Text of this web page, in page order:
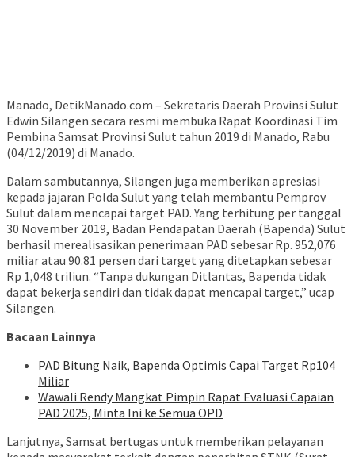
Manado, DetikManado.com – Sekretaris Daerah Provinsi Sulut
Edwin Silangen secara resmi membuka Rapat Koordinasi Tim
Pembina Samsat Provinsi Sulut tahun 2019 di Manado, Rabu
(04/12/2019) di Manado.
Dalam sambutannya, Silangen juga memberikan apresiasi
kepada jajaran Polda Sulut yang telah membantu Pemprov
Sulut dalam mencapai target PAD. Yang terhitung per tanggal
30 November 2019, Badan Pendapatan Daerah (Bapenda) Sulut
berhasil merealisasikan penerimaan PAD sebesar Rp. 952,076
miliar atau 90.81 persen dari target yang ditetapkan sebesar
Rp 1,048 triliun. “Tanpa dukungan Ditlantas, Bapenda tidak
dapat bekerja sendiri dan tidak dapat mencapai target,” ucap
Silangen.
Bacaan Lainnya
PAD Bitung Naik, Bapenda Optimis Capai Target Rp104
Miliar
Wawali Rendy Mangkat Pimpin Rapat Evaluasi Capaian
PAD 2025, Minta Ini ke Semua OPD
Lanjutnya, Samsat bertugas untuk memberikan pelayanan